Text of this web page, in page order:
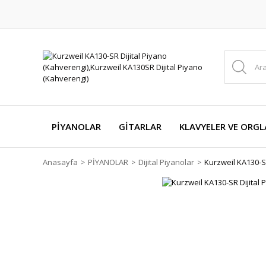
PİYANOLAR GİTARLAR KLAVYELER VE
Anasayfa PİYANOLAR Dijital Piyanolar Kurzweil KA130-